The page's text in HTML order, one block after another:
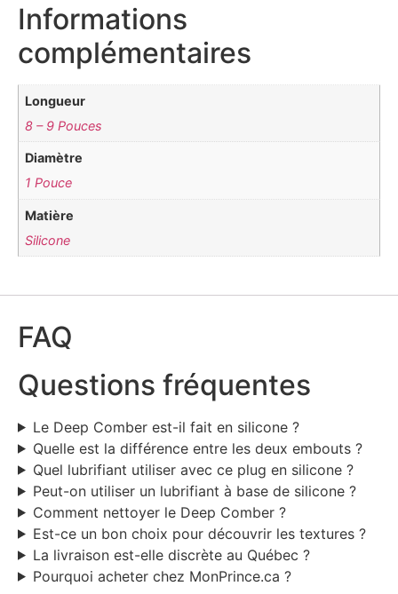
Informations
complémentaires
Longueur
8 – 9 Pouces
Diamètre
1 Pouce
Matière
Silicone
FAQ
Questions fréquentes
Le Deep Comber est-il fait en silicone ?
Quelle est la différence entre les deux embouts ?
Quel lubrifiant utiliser avec ce plug en silicone ?
Peut-on utiliser un lubrifiant à base de silicone ?
Comment nettoyer le Deep Comber ?
Est-ce un bon choix pour découvrir les textures ?
La livraison est-elle discrète au Québec ?
Pourquoi acheter chez MonPrince.ca ?